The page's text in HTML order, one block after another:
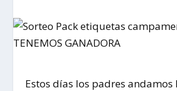
Estos días los padres andamos